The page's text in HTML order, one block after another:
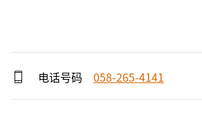
电话号码 058-265-4141